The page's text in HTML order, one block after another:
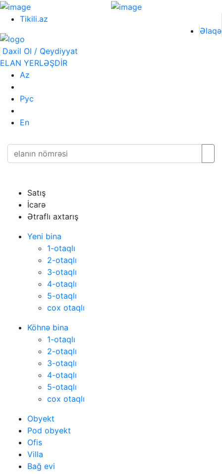
Tikili.az
Əlaqə
Daxil Ol / Qeydiyyat
ELAN YERLƏŞDİR
Az
Рус
En
Satış
İcarə
Ətraflı axtarış
Yeni bina
1-otaqlı
2-otaqlı
3-otaqlı
4-otaqlı
5-otaqlı
cox otaqlı
Köhnə bina
1-otaqlı
2-otaqlı
3-otaqlı
4-otaqlı
5-otaqlı
cox otaqlı
Obyekt
Pod obyekt
Ofis
Villa
Bağ evi